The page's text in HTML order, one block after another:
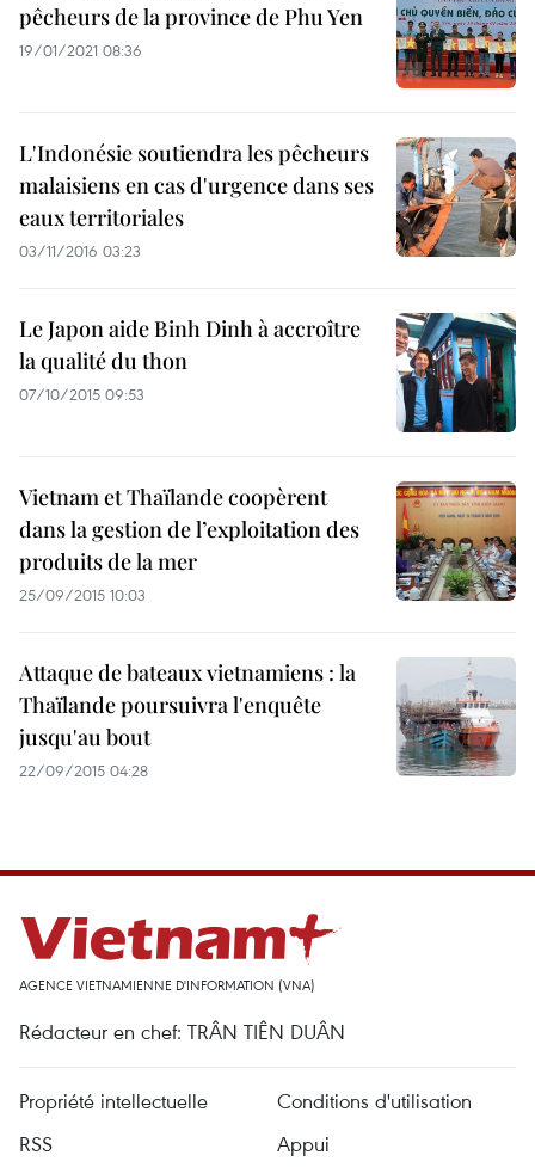
pêcheurs de la province de Phu Yen
19/01/2021 08:36
L​'Indonésie soutiendra les pêcheurs
malaisiens en cas d'urgence dans ses
eaux territoriales
03/11/2016 03:23
Le Japon aide Binh Dinh à accroître
la qualité du thon
07/10/2015 09:53
Vietnam et Thaïlande coopèrent
dans la gestion de l’exploitation des
produits de la mer
25/09/2015 10:03
Attaque de bateaux vietnamiens : la
Thaïlande poursuivra l'enquête
jusqu'au bout
22/09/2015 04:28
AGENCE VIETNAMIENNE D'INFORMATION (VNA)
Rédacteur en chef: TRÂN TIÊN DUÂN
Propriété intellectuelle
Conditions d'utilisation
RSS
Appui